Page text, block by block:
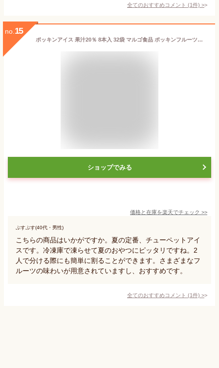
全てのおすすめコメント (1件) >
no. 15
ポッキンアイス 果汁20％ 8本入 32袋 マルゴ食品 ポッキンフルーツ『送料無料（一部地域除く）』
ショップでみる
価格と在庫を楽天でチェック >>
ぷすぷす(40代・男性)
こちらの商品はいかがですか。夏の定番、チューペットアイ
スです。冷凍庫で凍らせて夏のおやつにピッタリですね。2
人で分ける際にも簡単に割ることができます。さまざまなフ
ルーツの味わいが用意されていますし、おすすめです。
全てのおすすめコメント (1件) >